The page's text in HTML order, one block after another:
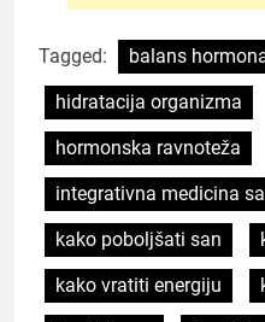
Tagged: balans
hidratacija organizma
hormonska ravnoteža
integrativna medicina
kako poboljšati san
kako vratiti energiju